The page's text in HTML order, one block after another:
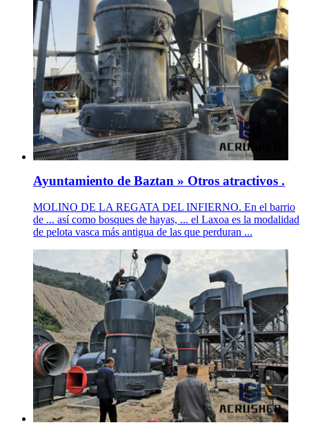
Ayuntamiento de Baztan » Otros atractivos .
MOLINO DE LA REGATA DEL INFIERNO. En el barrio
de ... así como bosques de hayas, ... el Laxoa es la modalidad
de pelota vasca más antigua de las que perduran ...